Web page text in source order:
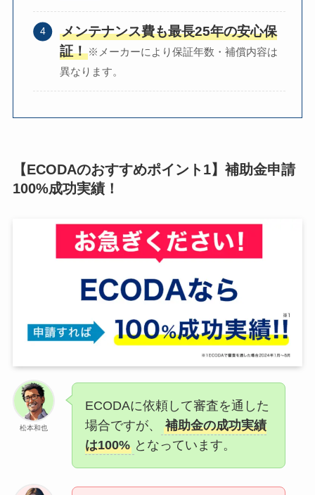
メンテナンス費も最長25年の安心保
証！※メーカーにより保証年数・補償内容は
異なります。
【ECODAのおすすめポイント1】補助金申請
100%成功実績！
松本和也
ECODAに依頼して審査を通した
場合ですが、
補助金の成功実績
は100% となっています。